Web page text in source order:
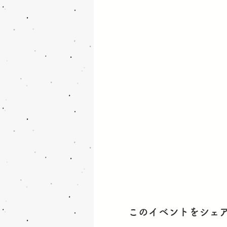
このイベントをシェ